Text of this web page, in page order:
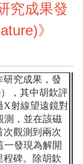
究成果發
》
究成果，發
），其中胡欽評
X射線望遠鏡對
測，並在該磁
次觀測到兩次
一發現為解開
程碑。除胡欽